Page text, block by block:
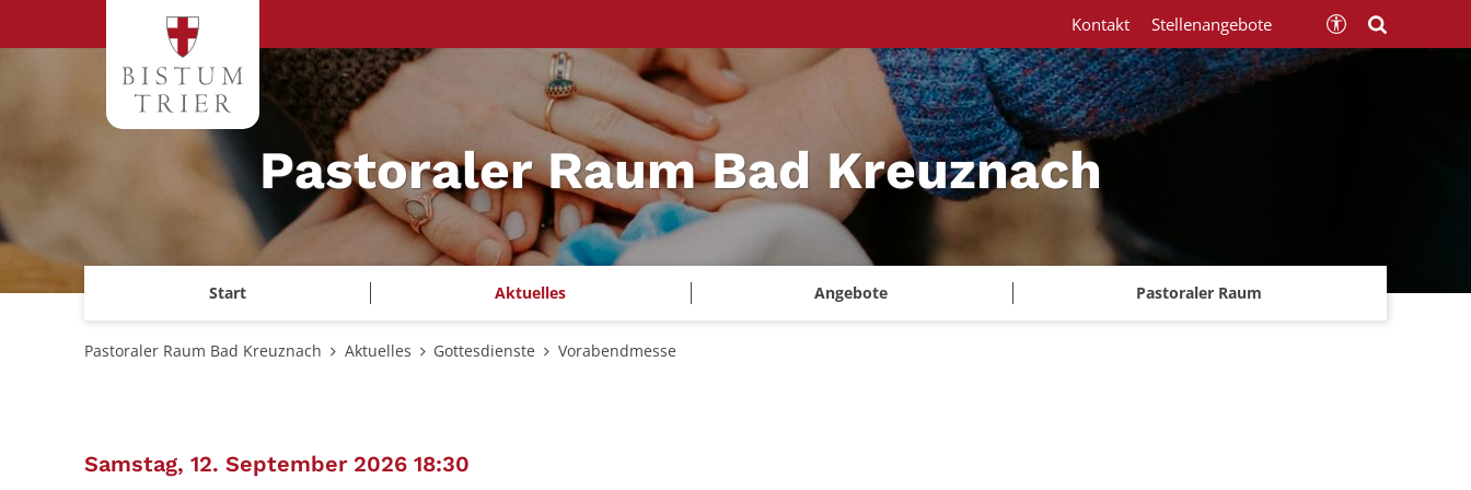
Pastoraler Raum Bad Kreuznach
Start Aktuelles Angebote Pastoraler Raum
Kontakt Stellenangebote
Pastoraler Raum Bad Kreuznach Aktuelles Gottesdienste Vorabendmesse
Samstag, 12. September 2026 18:30